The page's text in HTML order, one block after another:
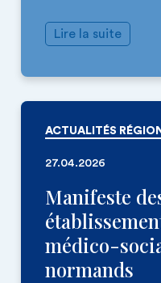
Lire la suite
ACTUALITÉS
27.04.2026
Manifeste
médico-
normands